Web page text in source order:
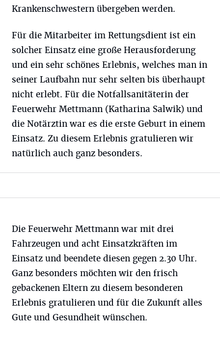
Krankenschwestern übergeben werden.
Für die Mitarbeiter im Rettungsdient ist ein
solcher Einsatz eine große Herausforderung
und ein sehr schönes Erlebnis, welches man in
seiner Laufbahn nur sehr selten bis überhaupt
nicht erlebt. Für die Notfallsanitäterin der
Feuerwehr Mettmann (Katharina Salwik) und
die Notärztin war es die erste Geburt in einem
Einsatz. Zu diesem Erlebnis gratulieren wir
natürlich auch ganz besonders.
Die Feuerwehr Mettmann war mit drei
Fahrzeugen und acht Einsatzkräften im
Einsatz und beendete diesen gegen 2.30 Uhr.
Ganz besonders möchten wir den frisch
gebackenen Eltern zu diesem besonderen
Erlebnis gratulieren und für die Zukunft alles
Gute und Gesundheit wünschen.